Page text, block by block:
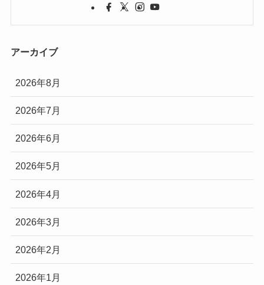
アーカイブ
2026年8月
2026年7月
2026年6月
2026年5月
2026年4月
2026年3月
2026年2月
2026年1月